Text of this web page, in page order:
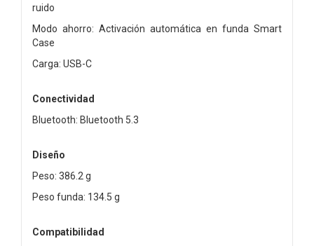
ruido
Modo ahorro: Activación automática en funda Smart
Case
Carga: USB-C
Conectividad
Bluetooth: Bluetooth 5.3
Diseño
Peso: 386.2 g
Peso funda: 134.5 g
Compatibilidad